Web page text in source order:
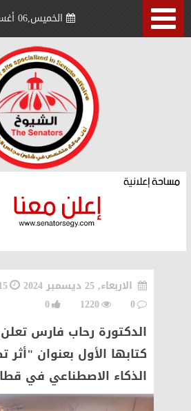
الخميس,06 أغسطس 2026
الاربعاء, 25 ديسمبر 2024
0
1220
0
الدكتورة رحاب فارس
كتابها الأول بعنوان "أثر
الذكاء الاصطناعي في